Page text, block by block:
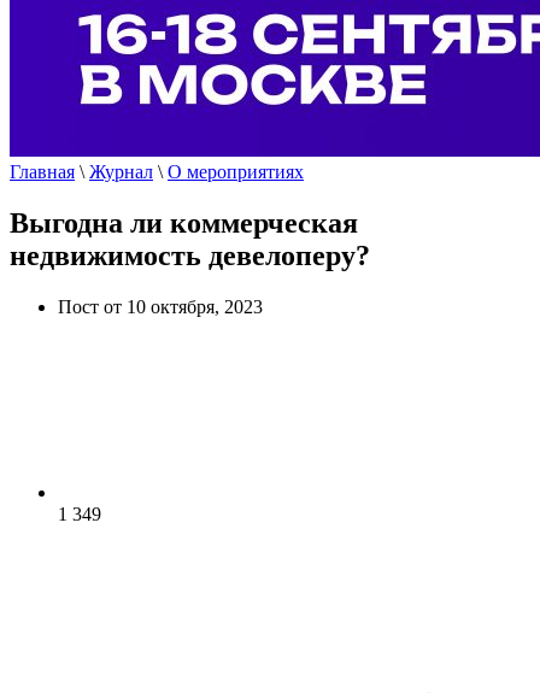
Главная \ Журнал \ О мероприятиях
Выгодна ли коммерческая
недвижимость девелоперу?
Пост от 10 октября, 2023
1 349